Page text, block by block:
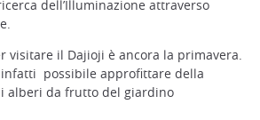
dell’Illuminazione attraverso
visitare il Dajioji è ancora la primavera.
infatti possibile approfittare della
alberi da frutto del giardino